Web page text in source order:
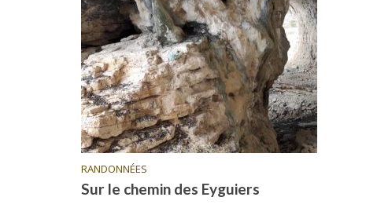
RANDONNÉES
Sur le chemin des Eyguiers